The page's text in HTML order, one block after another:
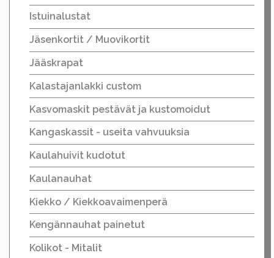
Istuinalustat
Jäsenkortit / Muovikortit
Jääskrapat
Kalastajanlakki custom
Kasvomaskit pestävät ja kustomoidut
Kangaskassit - useita vahvuuksia
Kaulahuivit kudotut
Kaulanauhat
Kiekko / Kiekkoavaimenperä
Kengännauhat painetut
Kolikot - Mitalit